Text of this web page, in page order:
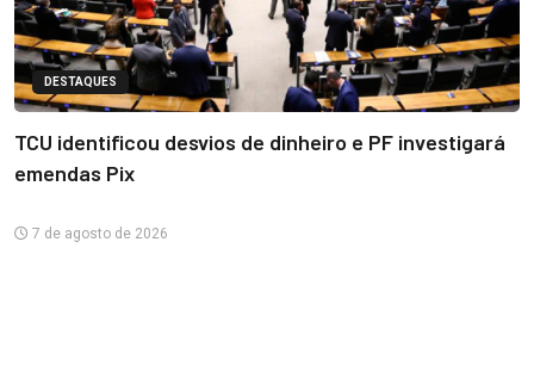
DESTAQUES
TCU identificou desvios de dinheiro e PF investigará
emendas Pix
7 de agosto de 2026